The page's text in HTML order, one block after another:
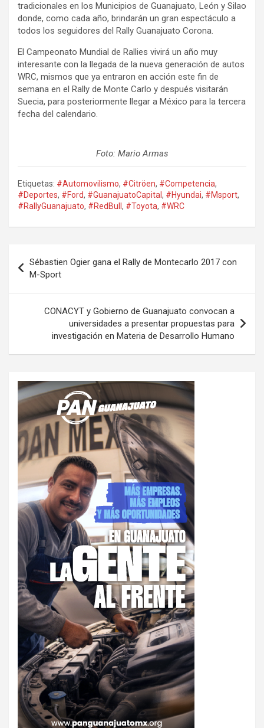
tradicionales en los Municipios de Guanajuato, León y Silao
donde, como cada año, brindarán un gran espectáculo a
todos los seguidores del Rally Guanajuato Corona.
El Campeonato Mundial de Rallies vivirá un año muy
interesante con la llegada de la nueva generación de autos
WRC, mismos que ya entraron en acción este fin de
semana en el Rally de Monte Carlo y después visitarán
Suecia, para posteriormente llegar a México para la tercera
fecha del calendario.
Foto: Mario Armas
Etiquetas: #Automovilismo, #Citröen, #Competencia,
#Deportes, #Ford, #GuanajuatoCapital, #Hyundai, #Msport,
#RallyGuanajuato, #RedBull , #Toyota, #WRC
de
entradas
Sébastien Ogier gana el Rally de Montecarlo 2017 con
M-Sport
CONACYT y Gobierno de Guanajuato convocan a
universidades a presentar propuestas para
investigación en Materia de Desarrollo Humano